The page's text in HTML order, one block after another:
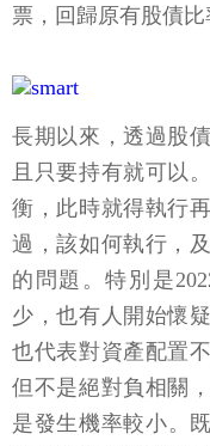
票，回歸原有股債比
長期以來，透過股
且只要持有就可以
衡，此時就得執行
過，該如何執行，
的問題。特別是
少，也有人開始懷
也代表對資產配置
但不是絕對負相關
是發生機率較小。